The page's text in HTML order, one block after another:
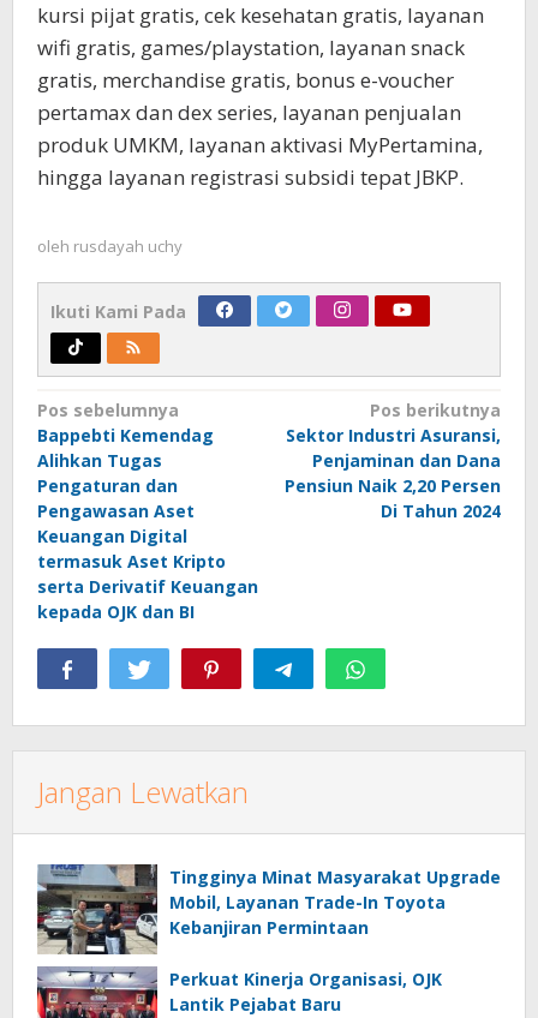
kursi pijat gratis, cek kesehatan gratis, layanan
wifi gratis, games/playstation, layanan snack
gratis, merchandise gratis, bonus e-voucher
pertamax dan dex series, layanan penjualan
produk UMKM, layanan aktivasi MyPertamina,
hingga layanan registrasi subsidi tepat JBKP.
oleh rusdayah uchy
Ikuti Kami Pada
Navigasi
pos
Pos sebelumnya
Bappebti Kemendag
Alihkan Tugas
Pengaturan dan
Pengawasan Aset
Keuangan Digital
termasuk Aset Kripto
serta Derivatif Keuangan
kepada OJK dan BI
Pos berikutnya
Sektor Industri Asuransi,
Penjaminan dan Dana
Pensiun Naik 2,20 Persen
Di Tahun 2024
Jangan Lewatkan
Tingginya Minat Masyarakat Upgrade
Mobil, Layanan Trade-In Toyota
Kebanjiran Permintaan
Perkuat Kinerja Organisasi, OJK
Lantik Pejabat Baru